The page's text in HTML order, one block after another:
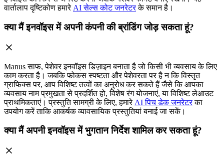
वार्तालाप दृष्टिकोण हमारे AI सेल्स कोट जनरेटरके समान है।
क्या मैं इनवॉइस में अपनी कंपनी की ब्रांडिंग जोड़ सकता हूं?
Manus साफ, पेशेवर इनवॉइस डिज़ाइन बनाता है जो किसी भी व्यवसाय के लिए
काम करता है। जबकि फोकस स्पष्टता और पेशेवरता पर है न कि विस्तृत
ग्राफिक्स पर, आप विशिष्ट तत्वों का अनुरोध कर सकते हैं जैसे कि आपका
व्यवसाय नाम प्रमुखता से प्रदर्शित हो, विशेष रंग योजनाएं, या विशिष्ट लेआउट
प्राथमिकताएं। प्रस्तुति सामग्री के लिए, हमारे AI पिच डेक जनरेटरका
उपयोग करें ताकि आकर्षक व्यावसायिक प्रस्तुतियां बनाई जा सकें।
क्या मैं अपनी इनवॉइस में भुगतान निर्देश शामिल कर सकता हूं?